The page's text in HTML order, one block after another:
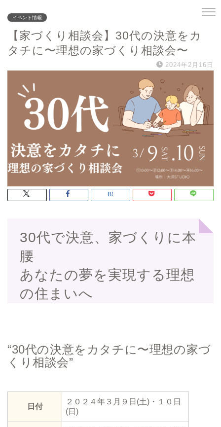
イベント情報
【家づくり相談会】30代の決意をカ
タチに〜理想の家づくり相談会〜
2024年2月16日
30代で決意、家づくりに本
腰
あなたの夢を実現する理想
の住まいへ
“30代の決意をカタチに〜理想の家づ
くり相談会”
日付
２０２４年３月９日(土)・１０日
(日)